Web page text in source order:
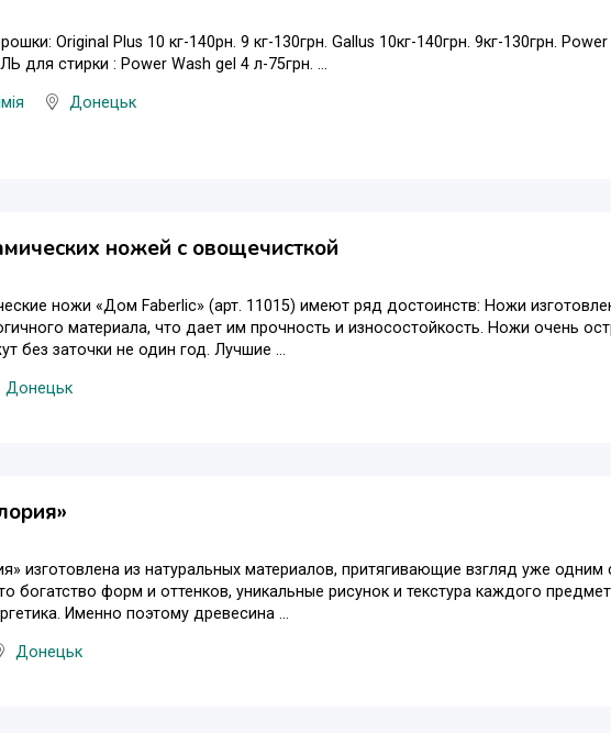
Original Plus 10 кг-140рн. 9 кг-130грн. Gallus 10кг-140грн. 9кг-130грн.
для стирки : Power Wash gel 4 л-75грн. ...
Донецьк
ножей c овощечисткой
ножи «Дом Faberlic» (арт. 11015) имеют ряд достоинств: Ножи
материала, что дает им прочность и износостойкость. Ножи очень
без заточки не один год. Лучшие ...
Донецьк
изготовлена из натуральных материалов, притягивающие взгляд уже
богатство форм и оттенков, уникальные рисунок и текстура каждого
Именно поэтому древесина ...
Донецьк